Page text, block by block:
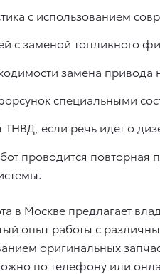
с использованием
с заменой топливного
замена привода
специальными
ТНВД, если речь идет о
проводится повторная
в Москве предлагает
опыт работы с
оригинальных
по телефону или